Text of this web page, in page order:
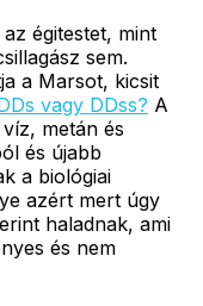
égitestet, mint
sem.
a Marsot, kicsit
vagy DDss? A
metán és
és újabb
a biológiai
azért mert úgy
haladnak, ami
és nem